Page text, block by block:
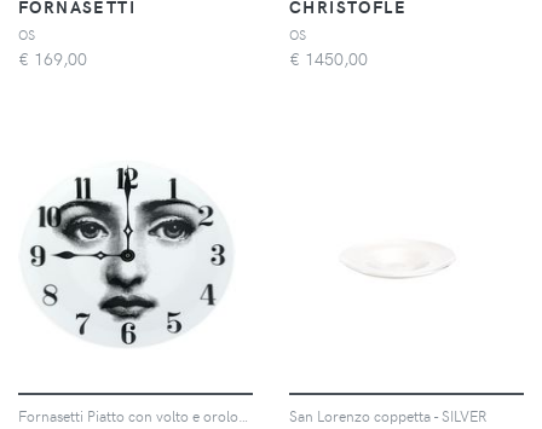
FORNASETTI
OS
€ 169,00
CHRISTOFLE
OS
€ 1450,00
San Lorenzo coppetta - SILVER